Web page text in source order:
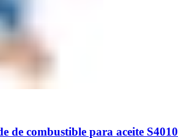
de combustible para aceite S4010